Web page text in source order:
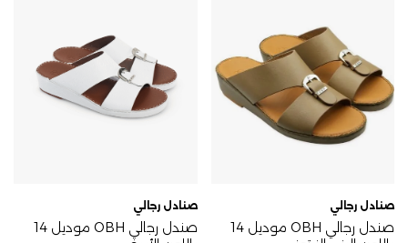
صنادل رجالي
صندل رجالي OBH موديل 14
صنادل رجالي
صندل رجالي OBH موديل 14